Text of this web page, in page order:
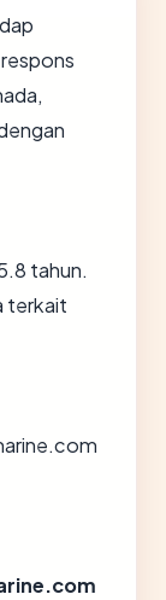
tahun.
terkait